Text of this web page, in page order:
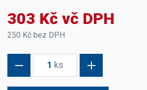
303 Kč vč DPH
250 Kč bez DPH
1 ks